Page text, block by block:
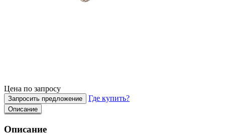
Цена по запросу
Запросить предложение Где купить?
Описание
Описание